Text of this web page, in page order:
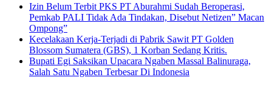
Izin Belum Terbit PKS PT Aburahmi Sudah Beroperasi,
Pemkab PALI Tidak Ada Tindakan, Disebut Netizen” Macan
Ompong”
Kecelakaan Kerja-Terjadi di Pabrik Sawit PT Golden
Blossom Sumatera (GBS), 1 Korban Sedang Kritis.
Bupati Egi Saksikan Upacara Ngaben Massal Balinuraga,
Salah Satu Ngaben Terbesar Di Indonesia